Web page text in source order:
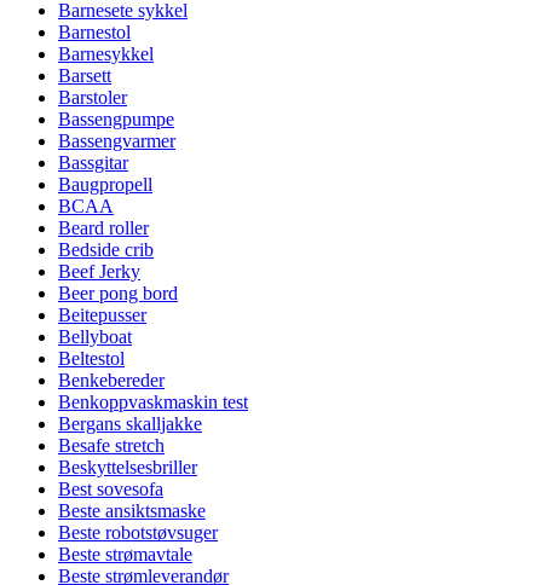
Barnesete sykkel
Barnestol
Barnesykkel
Barsett
Barstoler
Bassengpumpe
Bassengvarmer
Bassgitar
Baugpropell
BCAA
Beard roller
Bedside crib
Beef Jerky
Beer pong bord
Beitepusser
Bellyboat
Beltestol
Benkebereder
Benkoppvaskmaskin test
Bergans skalljakke
Besafe stretch
Beskyttelsesbriller
Best sovesofa
Beste ansiktsmaske
Beste robotstøvsuger
Beste strømavtale
Beste strømleverandør